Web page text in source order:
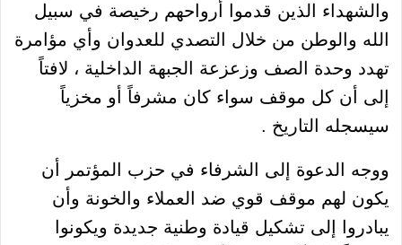
والشهداء الذين قدموا أرواحهم رخيصة في سبيل
الله والوطن من خلال التصدي للعدوان وأي مؤامرة
تهدد وحدة الصف وزعزعة الجبهة الداخلية ، لافتاً
إلى أن كل موقف سواء كان مشرفاً أو مخزياً
سيسجله التاريخ .
ووجه الدعوة إلى الشرفاء في حزب المؤتمر أن
يكون لهم موقف قوي ضد العملاء والخونة وأن
يبادروا إلى تشكيل قيادة وطنية جديدة ويكونوا